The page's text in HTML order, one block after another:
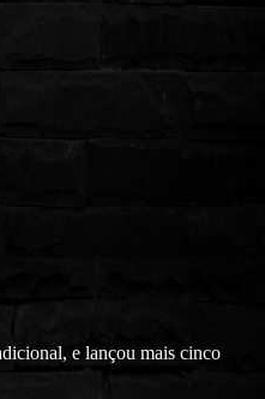
e lançou mais cinco